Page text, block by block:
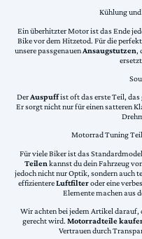
Kühlung
Ein überhitzter Motor ist das Ende
Bike vor dem Hitzetod. Für die
unsere passgenauenAnsaugstutzen,
DerAuspuffist oft das erste Teil, das
Er sorgt nicht nur für einen satteren
Motorrad Tuning
Für viele Biker ist das
Teilen kannst du dein Fahrzeug
jedoch nicht nur Optik, sondern auch
effizientereLuftfilteroder eine
Elemente machen aus
Wir achten bei jedem Artikel darauf,
gerecht wird. Motorradteile
Vertrauen durch